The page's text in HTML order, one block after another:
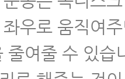
동 8.맨몸스쿼
동 9.계단 오르
우로 움직여
줄여줄 수 있습